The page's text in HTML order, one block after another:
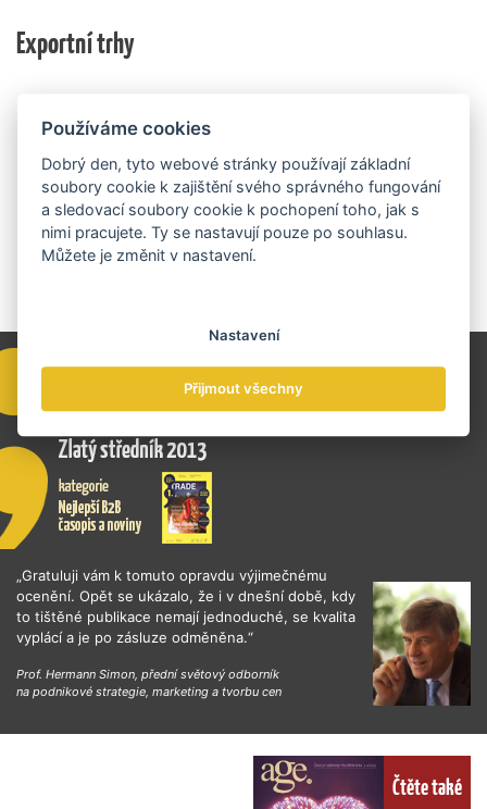
na přípravě rozpočtu na rok 2027.
ekonomické výsledky, ale také silný podnikatelský
příběh.
Exportní trhy
„Gratuluji vám k tomuto opravdu výjimečnému
ocenění. Opět se ukázalo, že i v dnešní době, kdy
to tištěné publikace nemají jednoduché, se kvalita
vyplácí a je po zásluze odměněna.“
Prof. Hermann Simon, přední světový odborník
na podnikové strategie, marketing a tvorbu cen
Čtěte také
Používáme cookies
Dobrý den, tyto webové stránky používají základní
soubory cookie k zajištění svého správného fungování
a sledovací soubory cookie k pochopení toho, jak s
nimi pracujete. Ty se nastavují pouze po souhlasu.
Můžete je změnit v nastavení.
Nastavení
Přijmout všechny